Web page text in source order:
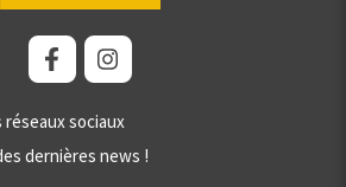
sociaux
dernières news !